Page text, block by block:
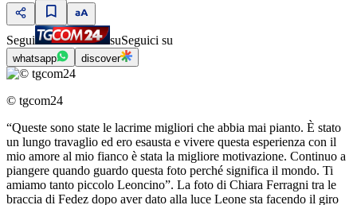
Segui suSeguici su
whatsapp discover
© tgcom24
“Queste sono state le lacrime migliori che abbia mai pianto. È stato
un lungo travaglio ed ero esausta e vivere questa esperienza con il
mio amore al mio fianco è stata la migliore motivazione. Continuo a
piangere quando guardo questa foto perché significa il mondo. Ti
amiamo tanto piccolo Leoncino”. La foto di Chiara Ferragni tra le
braccia di Fedez dopo aver dato alla luce Leone sta facendo il giro